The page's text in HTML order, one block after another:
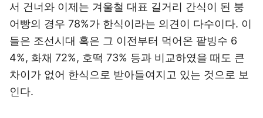
서 건너와 이제는 겨울철 대표 길거리 간식이 된 붕
어빵의 경우 78%가 한식이라는 의견이 다수이다. 이
들은 조선시대 혹은 그 이전부터 먹어온 팥빙수 6
4%, 화채 72%, 호떡 73% 등과 비교하였을 때도 큰
차이가 없어 한식으로 받아들여지고 있는 것으로 보
인다.